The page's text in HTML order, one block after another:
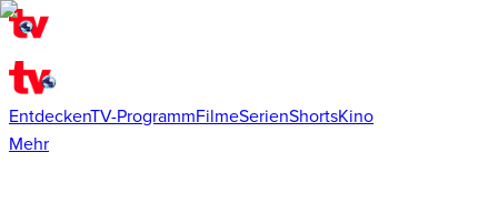
EntdeckenTV-ProgrammFilmeSerienShortsKino
Mehr